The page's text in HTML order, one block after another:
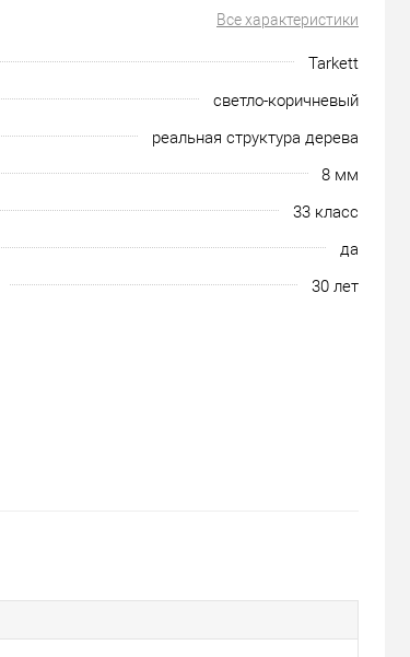
Все характеристики
Tarkett
светло-коричневый
реальная структура дерева
8 мм
33 класс
да
30 лет